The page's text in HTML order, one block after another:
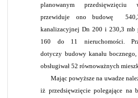
planowanym
przewiduje ono budowę
kanalizacyjnej Dn 200 i 230,3 mb
160 do 11 nieruchomości.
dotyczy budowy kanału
obsługiwał 52 równoważnych
Mając powyższe na uwadze
iż przedsięwzięcie polegające na